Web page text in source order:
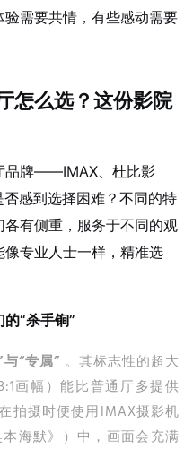
需要共情，有些感动需要
怎么选？这份影院
品牌——IMAX、杜比影
感到选择困难？不同的特
有侧重，服务于不同的观
专业人士一样，精准选
“杀手锏”
“专属” 。其标志性的超大
画幅）能比普通厅多提供
拍摄时便使用IMAX摄影机
海默》）中，画面会充满